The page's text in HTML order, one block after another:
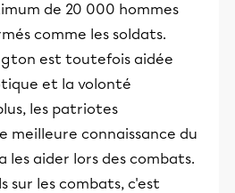
de 20 000 hommes
comme les soldats.
est toutefois aidée
et la volonté
les patriotes
meilleure connaissance du
les aider lors des combats.
sur les combats, c'est